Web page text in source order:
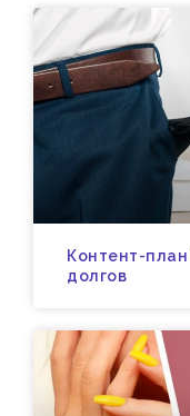
Контент-
долгов